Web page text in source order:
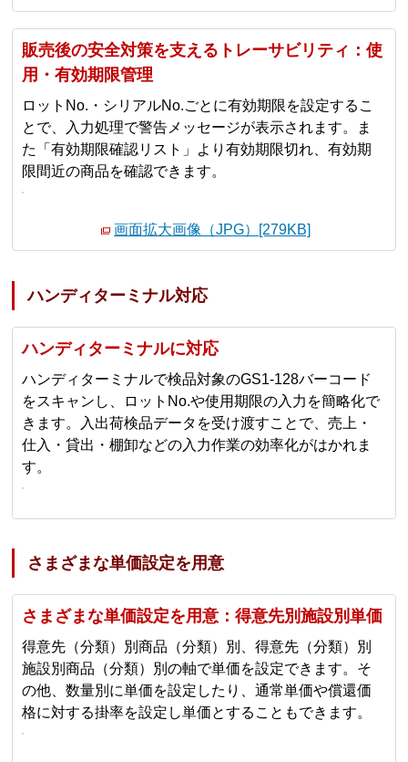
販売後の安全対策を支えるトレーサビリティ：使
用・有効期限管理
ロットNo.・シリアルNo.ごとに有効期限を設定するこ
とで、入力処理で警告メッセージが表示されます。ま
た「有効期限確認リスト」より有効期限切れ、有効期
限間近の商品を確認できます。
画面拡大画像（JPG）[279KB]
ハンディターミナル対応
ハンディターミナルに対応
ハンディターミナルで検品対象のGS1-128バーコード
をスキャンし、ロットNo.や使用期限の入力を簡略化で
きます。入出荷検品データを受け渡すことで、売上・
仕入・貸出・棚卸などの入力作業の効率化がはかれま
す。
さまざまな単価設定を用意
さまざまな単価設定を用意：得意先別施設別単価
得意先（分類）別商品（分類）別、得意先（分類）別
施設別商品（分類）別の軸で単価を設定できます。そ
の他、数量別に単価を設定したり、通常単価や償還価
格に対する掛率を設定し単価とすることもできます。